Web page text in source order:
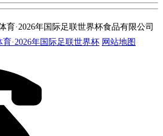
·2026年国际足联世界杯食品有限公司
·2026年国际足联世界杯 网站地图